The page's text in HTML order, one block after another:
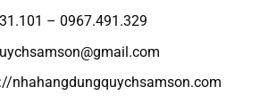
– 0967.491.329
nhahangdungquychsamson.com